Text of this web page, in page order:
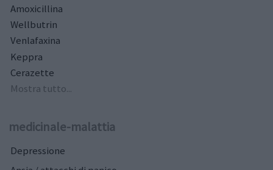
Amoxicillina
Wellbutrin
Venlafaxina
Keppra
Cerazette
Mostra tutto...
medicinale-malattia
Depressione